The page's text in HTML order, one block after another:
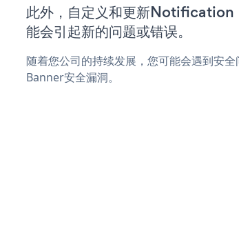
此外，自定义和更新Notification
能会引起新的问题或错误。
随着您公司的持续发展，您可能会遇到安
Banner安全漏洞。